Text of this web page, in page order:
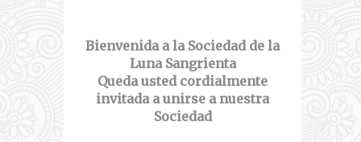
Bienvenida a la Sociedad de la
Luna Sangrienta
Queda usted cordialmente
invitada a unirse a nuestra
Sociedad